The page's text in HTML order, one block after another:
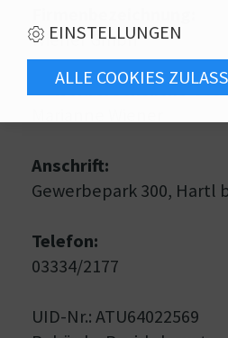
Wiener Gmbh
Gewerberechtliche
Anschrift:
Gewerbepark 300, Hartl
Telefon:
03334/2177
UID-Nr.: ATU64022569
EINSTELLUNGEN